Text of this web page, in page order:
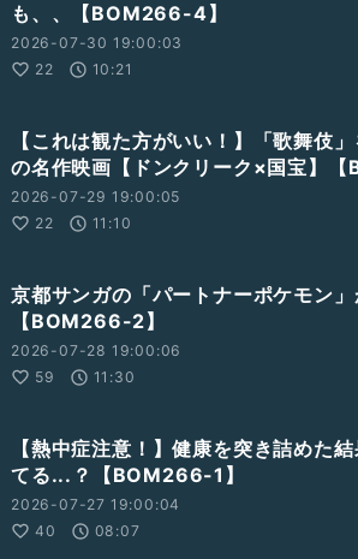
も、、【BOM266-4】
2026-07-30 19:00:03
22
10:21
【これは観た方がいい！】「歌舞伎
の名作映画【ドンクリーク×国宝】
2026-07-29 19:00:05
22
11:10
京都サンガの「パートナーポケモン
【BOM266-2】
2026-07-28 19:00:06
59
11:30
【熱中症注意！】健康を突き詰めた
てる...？【BOM266-1】
2026-07-27 19:00:04
40
08:07